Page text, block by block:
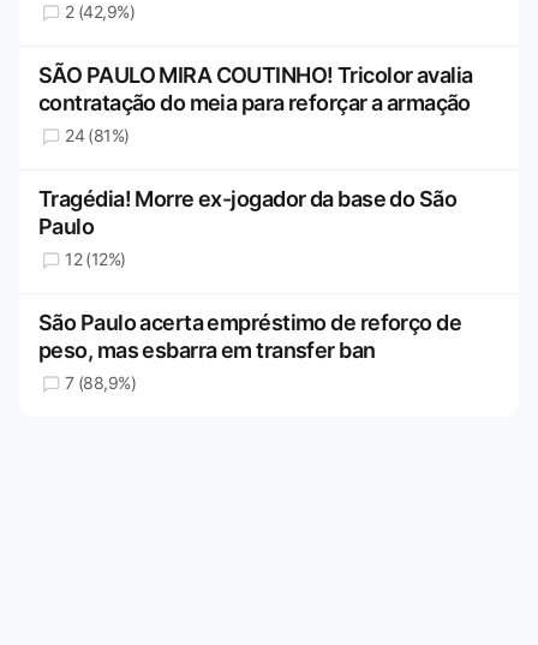
2 (42,9%)
SÃO PAULO MIRA COUTINHO! Tricolor avalia
contratação do meia para reforçar a armação
24 (81%)
Tragédia! Morre ex-jogador da base do São
Paulo
12 (12%)
São Paulo acerta empréstimo de reforço de
peso, mas esbarra em transfer ban
7 (88,9%)